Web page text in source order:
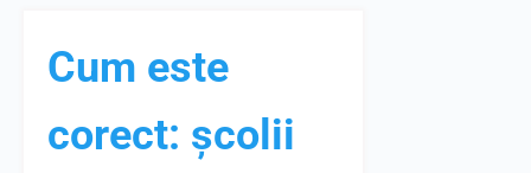
Cum este
corect: școlii